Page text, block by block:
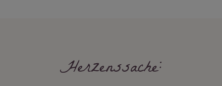
Herzenssache: